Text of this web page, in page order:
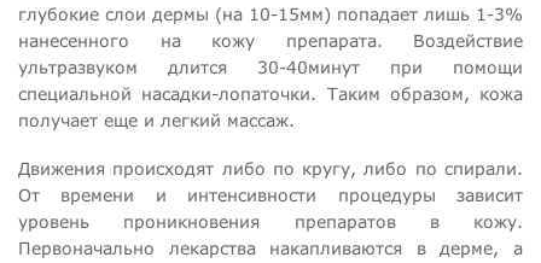
глубокие слои дермы (на 10-15мм) попадает лишь 1-3%
нанесенного на кожу препарата. Воздействие
ультразвуком длится 30-40минут при помощи
специальной насадки-лопаточки. Таким образом, кожа
получает еще и легкий массаж.
Движения происходят либо по кругу, либо по спирали.
От времени и интенсивности процедуры зависит
уровень проникновения препаратов в кожу.
Первоначально лекарства накапливаются в дерме, а